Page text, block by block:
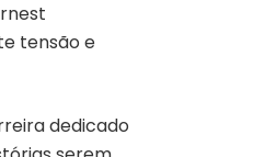
tensão e
dedicado